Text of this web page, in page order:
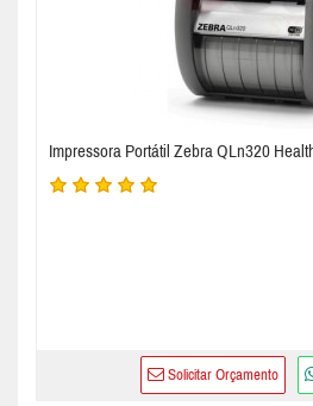
Impressora Portátil Zebra QLn320
Solicitar Orçamento